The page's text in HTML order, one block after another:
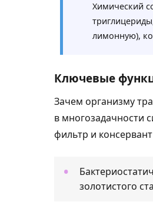
Химический
лимонную),
Ключевые
Зачем организму
в многозадачности
фильтр и
золотистого